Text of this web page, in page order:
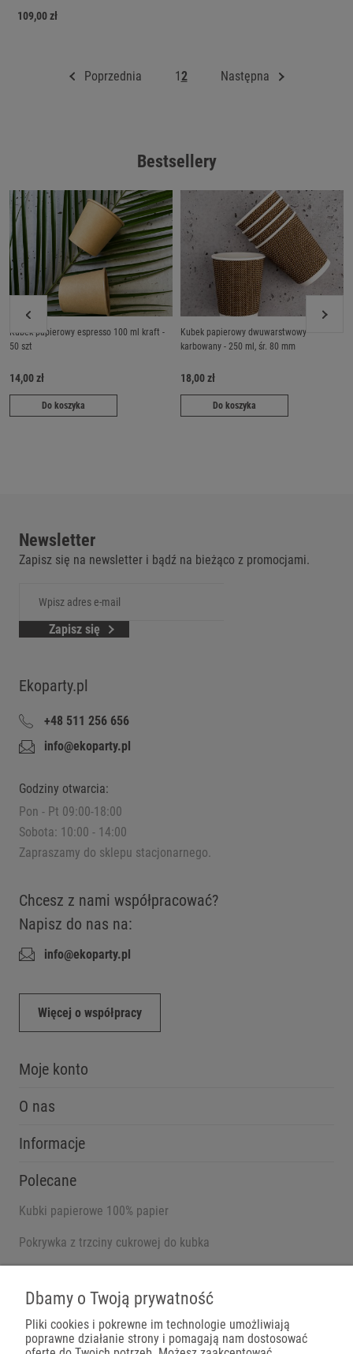
109,00 zł
Poprzednia 12 Następna
Bestsellery
Kubek papierowy espresso 100 ml kraft -
50 szt
14,00 zł
Do koszyka
Kubek papierowy dwuwarstwowy
karbowany - 250 ml, śr. 80 mm
18,00 zł
Do koszyka
Newsletter
Zapisz się na newsletter i bądź na bieżąco z promocjami.
Zapisz się
Ekoparty.pl
+48 511 256 656
info@ekoparty.pl
Godziny otwarcia:
Pon - Pt 09:00-18:00
Sobota: 10:00 - 14:00
Zapraszamy do sklepu stacjonarnego.
Chcesz z nami współpracować?
Napisz do nas na:
info@ekoparty.pl
Więcej o współpracy
Moje konto
O nas
Informacje
Polecane
Kubki papierowe 100% papier
Pokrywka z trzciny cukrowej do kubka
Płatności
Dbamy o Twoją prywatność
Pliki cookies i pokrewne im technologie umożliwiają
poprawne działanie strony i pomagają nam dostosować